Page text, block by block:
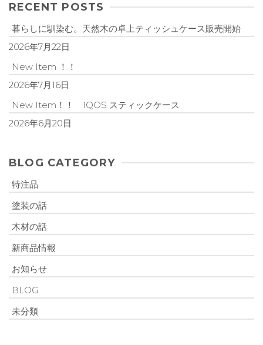
RECENT POSTS
暮らしに馴染む。天然木の卓上ティッシュケース販売開始
2026年7月22日
New Item ！！
2026年7月16日
New Item！！ IQOS スティックケース
2026年6月20日
BLOG CATEGORY
特注品
塗装の話
木材の話
新商品情報
お知らせ
BLOG
未分類